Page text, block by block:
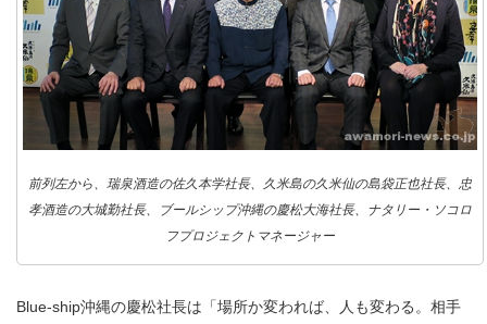
前列左から、瑞泉酒造の佐久本学社長、久米島の久米仙の島袋正也社長、忠
孝酒造の大城勤社長、ブールシップ沖縄の慶松大海社長、ナタリー・ソコロ
フプロジェクトマネージャー
Blue-ship沖縄の慶松社長は「場所か変われば、人も変わる。相手